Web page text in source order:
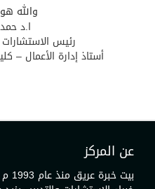
والله
ا.د
رئيس
أستاذ إدارة الأعمال –
عن المركز